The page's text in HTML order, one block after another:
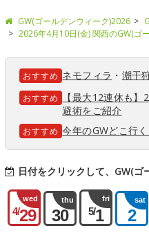
GW(ゴールデンウィーク)2026
2026年4月10日(金) 関西のGW(ゴ
おすすめ ネモフィラ ・ 潮干
おすすめ
【最大12連休も
避術をご紹介
おすすめ 今年のGWどこ行
日付をクリックして、GW(
wed
4/29
thu
30
fri
5/1
sat
2